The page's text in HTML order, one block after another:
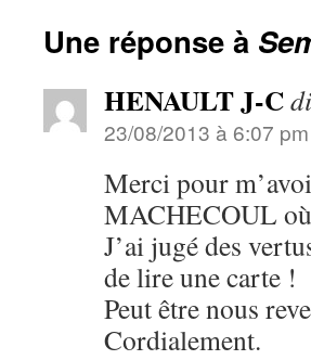
Une réponse à
HENAULT J-C
23/08/2013 à 6:07 pm
Merci pour
MACHECOUL
J’ai jugé des
de lire une carte !
Peut être nous
Cordialement.